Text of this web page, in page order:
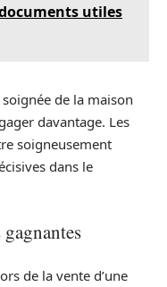
utiles
de la maison
davantage. Les
soigneusement
dans le
de la vente d’une